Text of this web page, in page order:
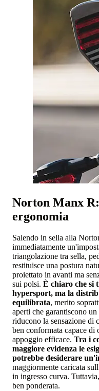
Norton Manx
ergonomia
Salendo in sella alla
immediatamente
triangolazione tra sella,
restituisce una postura
proiettato in avanti ma
sui polsi. È chiaro che si
hypersport, ma la
equilibrata, merito
aperti che garantiscono
riducono la sensazione di
ben conformata capace
appoggio efficace. Tra i
maggiore evidenza le
potrebbe desiderare
maggiormente caricata
in ingresso curva.
ben ponderata.